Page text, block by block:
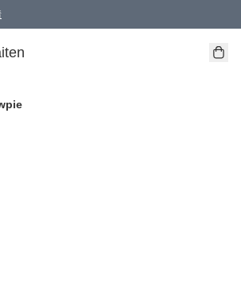
費優惠！（適用於 本地送貨、本地取貨 )